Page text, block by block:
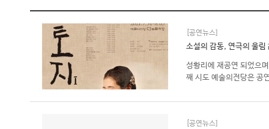
[공연뉴스]
소설의 감동, 연극의 울
성황리에 재공연 되었으
째 시도 예술의전당은 공
[공연뉴스]